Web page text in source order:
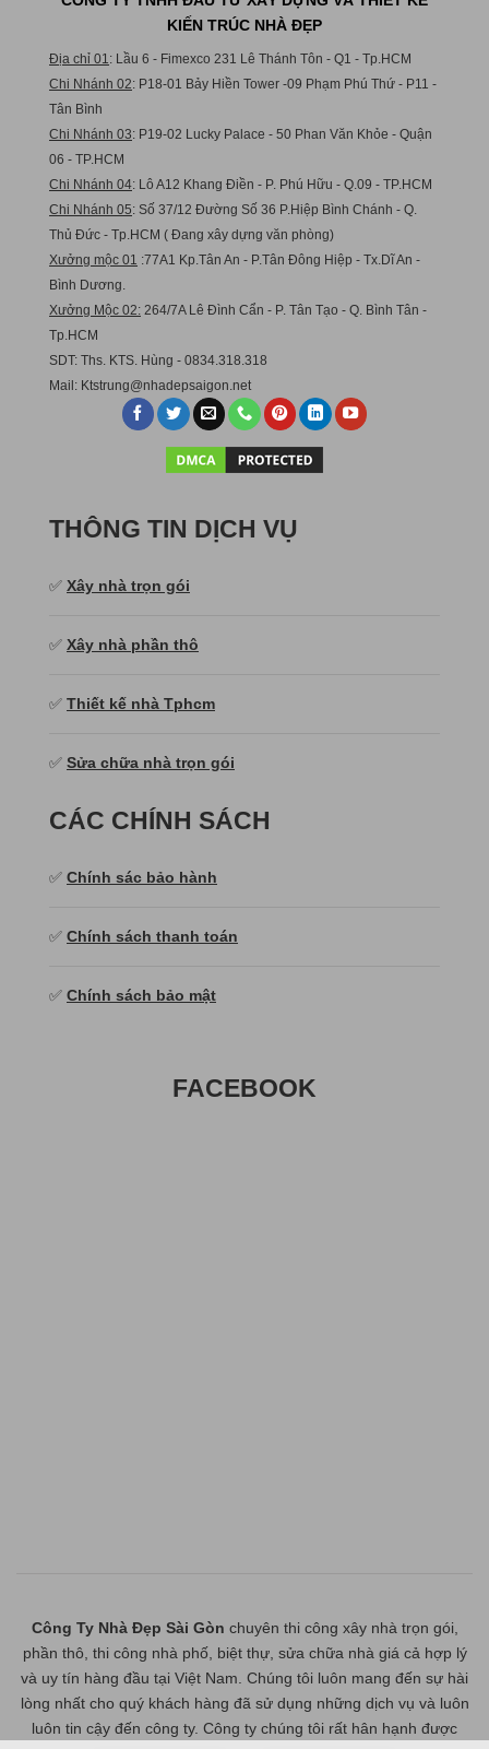
KIẾN TRÚC NHÀ ĐẸP
Địa chỉ 01: Lầu 6 - Fimexco 231 Lê Thánh Tôn - Q1 - Tp.HCM
Chi Nhánh 02: P18-01 Bảy Hiền Tower -09 Phạm Phú Thứ - P11 -
Tân Bình
Chi Nhánh 03: P19-02 Lucky Palace - 50 Phan Văn Khỏe - Quận
06 - TP.HCM
Chi Nhánh 04: Lô A12 Khang Điền - P. Phú Hữu - Q.09 - TP.HCM
Chi Nhánh 05: Số 37/12 Đường Số 36 P.Hiệp Bình Chánh - Q.
Thủ Đức - Tp.HCM ( Đang xây dựng văn phòng)
Xưởng mộc 01 :77A1 Kp.Tân An - P.Tân Đông Hiệp - Tx.Dĩ An -
Bình Dương.
Xưởng Mộc 02: 264/7A Lê Đình Cẩn - P. Tân Tạo - Q. Bình Tân -
Tp.HCM
SDT: Ths. KTS. Hùng - 0834.318.318
Mail: Ktstrung@nhadepsaigon.net
THÔNG TIN DỊCH VỤ
✅ Xây nhà trọn gói
✅ Xây nhà phần thô
✅ Thiết kế nhà Tphcm
✅ Sửa chữa nhà trọn gói
CÁC CHÍNH SÁCH
✅ Chính sác bảo hành
✅ Chính sách thanh toán
✅ Chính sách bảo mật
FACEBOOK
Công Ty Nhà Đẹp Sài Gòn chuyên thi công xây nhà trọn gói,
phần thô, thi công nhà phố, biệt thự, sửa chữa nhà giá cả hợp lý
và uy tín hàng đầu tại Việt Nam. Chúng tôi luôn mang đến sự hài
lòng nhất cho quý khách hàng đã sử dụng những dịch vụ và luôn
luôn tin cậy đến công ty. Công ty chúng tôi rất hân hạnh được